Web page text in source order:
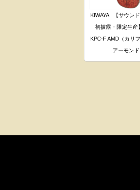
KIWAYA
【サウン
初披露・限定生産
KPC-F AMD（カリ
アーモンド